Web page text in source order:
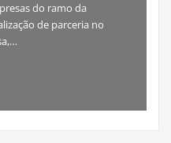
BYOZAIAS GAPSKI